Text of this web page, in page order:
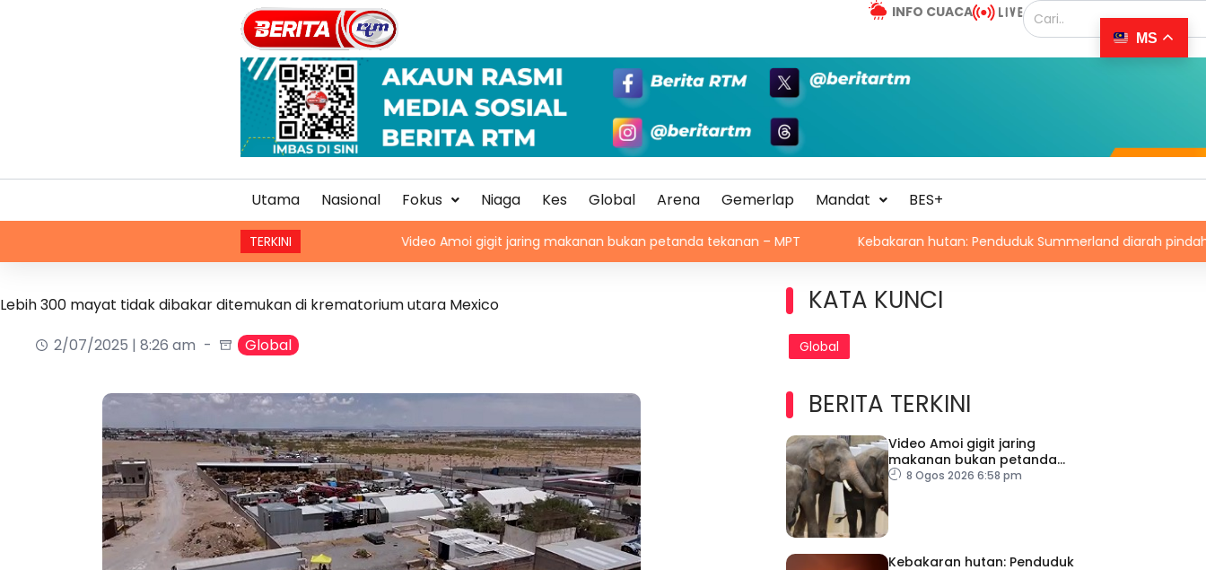
INFO CUACA
Utama Nasional Fokus Niaga Kes Global Arena Gemerlap Mandat BES+
TERKINI Video Amoi gigit jaring makanan bukan petanda tekanan – MPT Kebakaran hutan: Penduduk Summerland diarah pindah
Lebih 300 mayat tidak dibakar ditemukan di krematorium utara Mexico
2/07/2025 | 8:26 am
Global
KATA KUNCI
Global
BERITA TERKINI
Video Amoi gigit jaring
makanan bukan petanda
tekanan – MPT
8 Ogos 2026 6:58 pm
Kebakaran hutan: Penduduk
MS